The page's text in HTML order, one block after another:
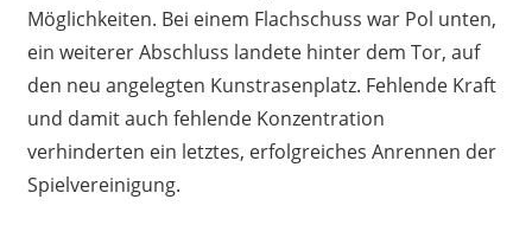
Möglichkeiten. Bei einem Flachschuss war Pol unten,
ein weiterer Abschluss landete hinter dem Tor, auf
den neu angelegten Kunstrasenplatz. Fehlende Kraft
und damit auch fehlende Konzentration
verhinderten ein letztes, erfolgreiches Anrennen der
Spielvereinigung.